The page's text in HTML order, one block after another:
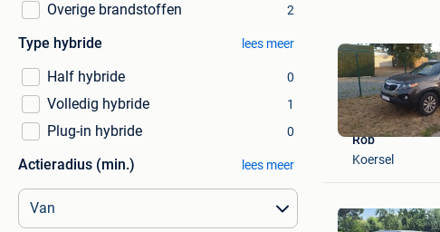
Overige brandstoffen 2
Type hybride lees meer
Half hybride 0
Volledig hybride 1
Plug-in hybride 0
Actieradius (min.) lees meer
Rob
Koersel